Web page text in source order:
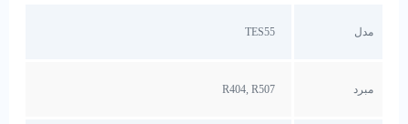
مدل TES55
مبرد R404, R507